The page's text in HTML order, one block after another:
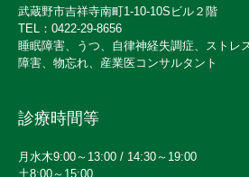
武蔵野市吉祥寺南町1-10-10Sビル２階
TEL：0422-29-8656
睡眠障害、うつ、自律神経失調症、ストレ
障害、物忘れ、産業医コンサルタント
診療時間等
月水木9:00～13:00 / 14:30～19:00
土8:00～15:00